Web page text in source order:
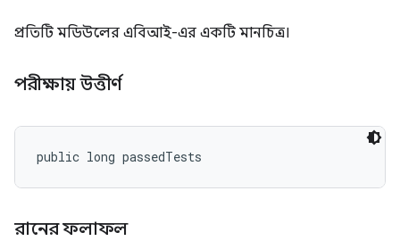
প্রতিটি মডিউলের এবিআই-এর একটি মানচিত্র।
পরীক্ষায় উত্তীর্ণ
public long passedTests
রানের ফলাফল